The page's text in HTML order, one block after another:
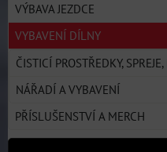
VÝBAVA JEZDCE
VYBAVENÍ DÍLNY
ČISTICÍ PROSTŘEDKY,
NÁŘADÍ A VYBAVENÍ
PŘÍSLUŠENSTVÍ A MERCH